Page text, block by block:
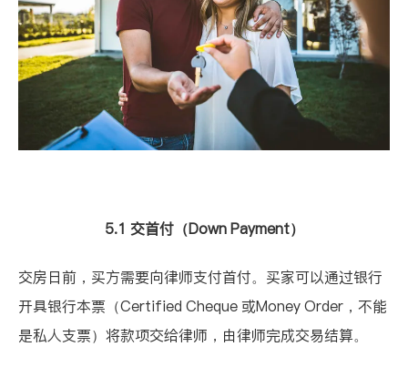
5.1 交首付（Down Payment）
交房日前，买方需要向律师支付首付。买家可以通过银行
开具银行本票（Certified Cheque 或Money Order，不能
是私人支票）将款项交给律师，由律师完成交易结算。